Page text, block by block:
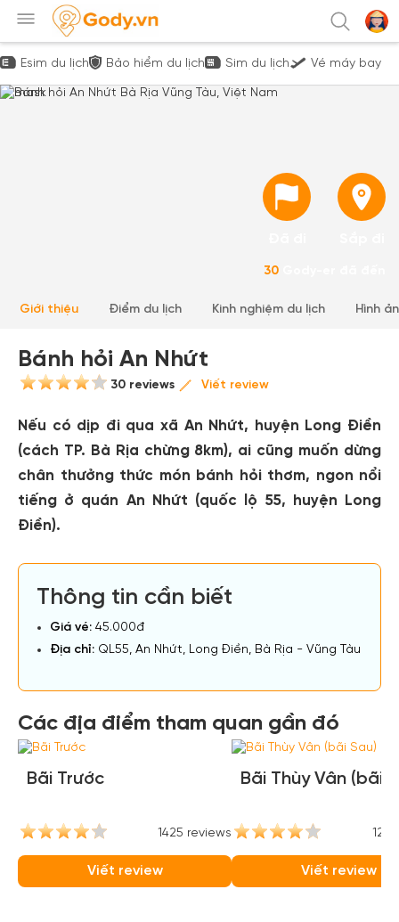
Esim du lịch Bảo hiểm du lịch Sim du lịch Vé máy bay
30
Giới thiệu Điểm du lịch Kinh nghiệm du lịch Hình
Bánh hỏi An Nhứt
30 reviews Viết review
Nếu có dịp đi qua xã An Nhứt, huyện Long Điền
(cách TP. Bà Rịa chừng 8km), ai cũng muốn dừng
chân thưởng thức món bánh hỏi thơm, ngon nổi
tiếng ở quán An Nhứt (quốc lộ 55, huyện Long
Điền).
Thông tin cần biết
Giá vé: 45.000đ
Địa chỉ: QL55, An Nhứt, Long Điền, Bà Rịa - Vũng Tàu
Các địa điểm tham quan gần đó
Bãi Trước
1425 reviews
Viết review
Bãi Thùy Vân (bãi
Viết review